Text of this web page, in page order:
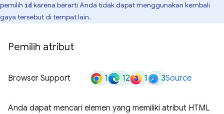
pemilih id karena berarti Anda tidak dapat menggunakan kembali
gaya tersebut di tempat lain.
Pemilih atribut
Browser Support 1 12 1 3Source
Anda dapat mencari elemen yang memiliki atribut HTML